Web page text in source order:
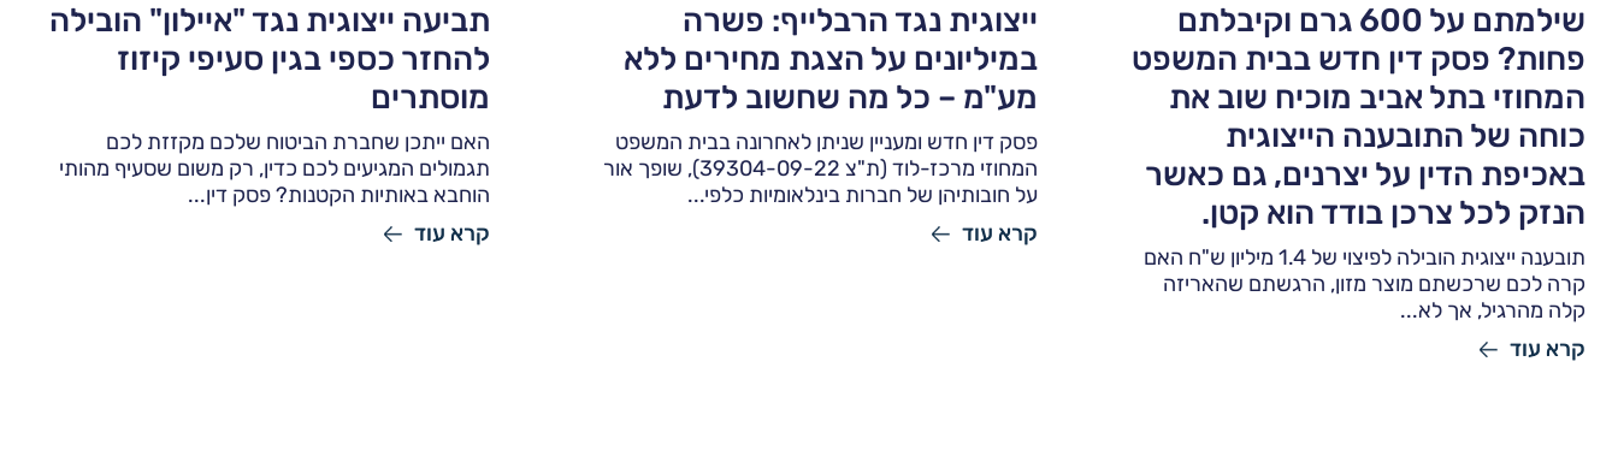
שילמתם על 600 גרם וקיבלתם
פחות? פסק דין חדש בבית המשפט
המחוזי בתל אביב מוכיח שוב את
כוחה של התובענה הייצוגית
באכיפת הדין על יצרנים, גם כאשר
הנזק לכל צרכן בודד הוא קטן.
תובענה ייצוגית הובילה לפיצוי של 1.4 מיליון ש"ח האם
קרה לכם שרכשתם מוצר מזון, הרגשתם שהאריזה
קלה מהרגיל, אך לא...
קרא עוד
ייצוגית נגד הרבלייף: פשרה
במיליונים על הצגת מחירים ללא
מע"מ – כל מה שחשוב לדעת
פסק דין חדש ומעניין שניתן לאחרונה בבית המשפט
המחוזי מרכז-לוד (ת"צ 39304-09-22), שופך אור
על חובותיהן של חברות בינלאומיות כלפי...
קרא עוד
תביעה ייצוגית נגד "איילון" הובילה
להחזר כספי בגין סעיפי קיזוז
מוסתרים
האם ייתכן שחברת הביטוח שלכם מקזזת לכם
תגמולים המגיעים לכם כדין, רק משום שסעיף מהותי
הוחבא באותיות הקטנות? פסק דין...
קרא עוד